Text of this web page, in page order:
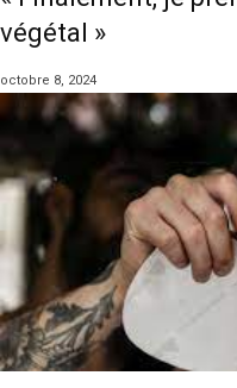
végétal »
octobre 8, 2024